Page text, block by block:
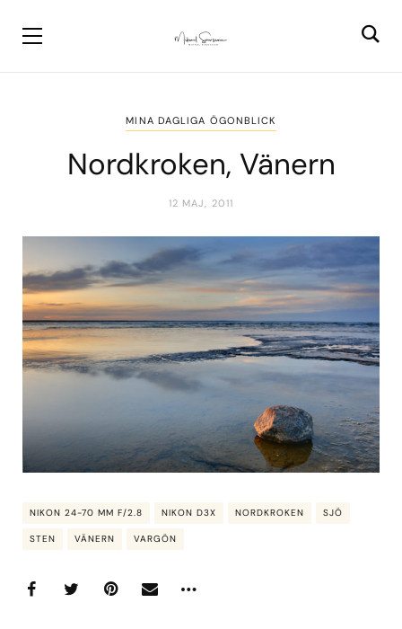
MINA DAGLIGA ÖGONBLICK
Nordkroken, Vänern
12 MAJ, 2011
NIKON 24-70 MM F/2.8 NIKON D3X NORDKROKEN SJÖ
STEN VÄNERN VARGÖN